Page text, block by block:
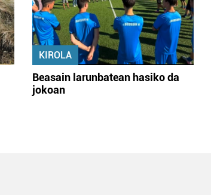
KIROLA
Beasain larunbatean hasiko da
jokoan